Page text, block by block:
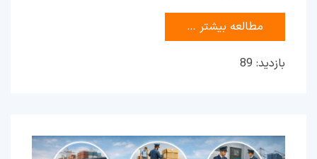
مطالعه بیشتر …
بازدید: 89